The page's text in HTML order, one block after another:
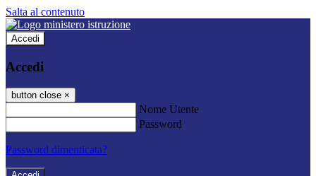
Salta al contenuto
Accedi
Accedi
button close ×
Nome Utente
Password
Password dimenticata?